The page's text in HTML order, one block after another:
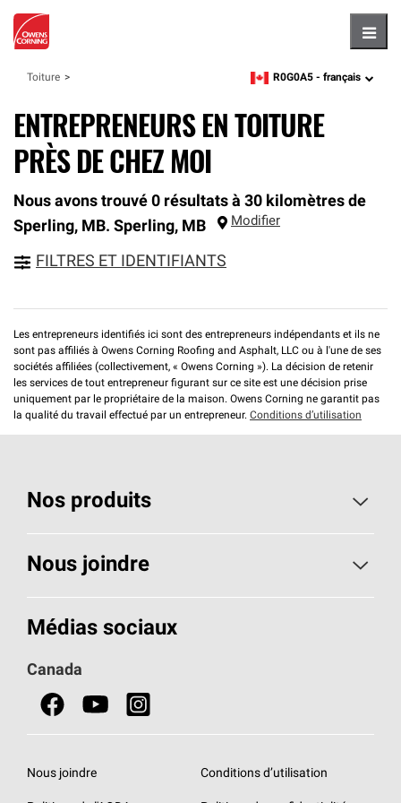
Toiture zipcode,language
R0G0A5 - français
ENTREPRENEURS EN TOITURE
PRÈS DE CHEZ MOI
Nous avons trouvé 0 résultats à 30 kilomètres de
Sperling, MB. Sperling, MB Modifier
FILTRES ET IDENTIFIANTS
Les entrepreneurs identifiés ici sont des entrepreneurs indépendants et ils ne
sont pas affiliés à Owens Corning Roofing and Asphalt, LLC ou à l'une de ses
sociétés affiliées (collectivement, « Owens Corning »). La décision de retenir
les services de tout entrepreneur figurant sur ce site est une décision prise
uniquement par le propriétaire de la maison. Owens Corning ne garantit pas
la qualité du travail effectué par un entrepreneur. Conditions d’utilisation
Nos produits
Toiture
Isolants pour usage résidentiel
Portes
Nous joindre
Composez le 1 800 438-7465
Médias sociaux
Canada
Nous joindre Conditions d’utilisation